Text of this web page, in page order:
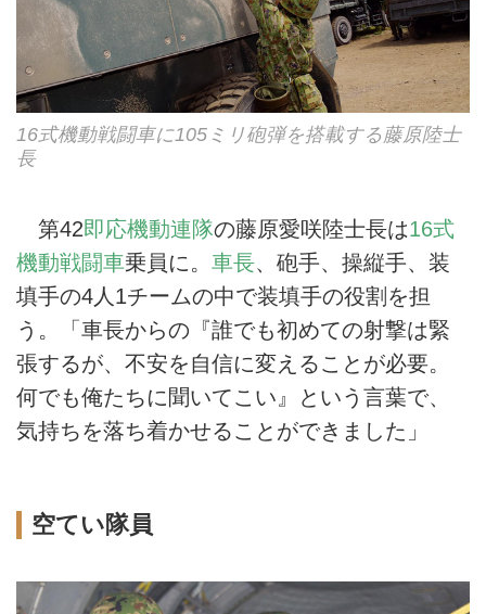
16式機動戦闘車に105ミリ砲弾を搭載する藤原陸士
長
第42即応機動連隊の藤原愛咲陸士長は16式
機動戦闘車乗員に。 車長、砲手、操縦手、装
填手の4人1チームの中で装填手の役割を担
う。「車長からの『誰でも初めての射撃は緊
張するが、不安を自信に変えることが必要。
何でも俺たちに聞いてこい』という言葉で、
気持ちを落ち着かせることができました」
空てい隊員